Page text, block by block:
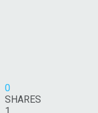
0
SHARES